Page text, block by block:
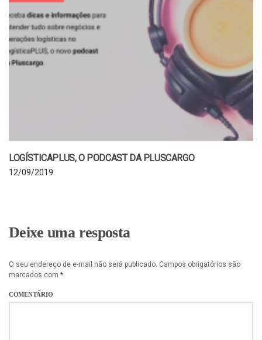
LOGÍSTICAPLUS, O PODCAST DA PLUSCARGO
12/09/2019
Deixe uma resposta
O seu endereço de e-mail não será publicado. Campos obrigatórios são
marcados com *
COMENTÁRIO